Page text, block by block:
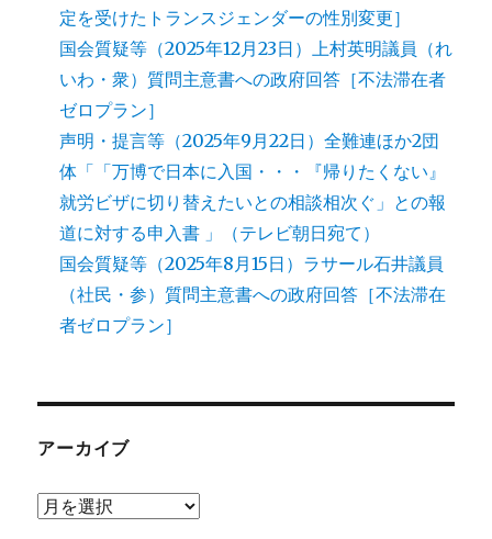
定を受けたトランスジェンダーの性別変更］
国会質疑等（2025年12月23日）上村英明議員（れ
いわ・衆）質問主意書への政府回答［不法滞在者
ゼロプラン］
声明・提言等（2025年9月22日）全難連ほか2団
体「「万博で日本に入国・・・『帰りたくない』
就労ビザに切り替えたいとの相談相次ぐ」との報
道に対する申入書 」（テレビ朝日宛て）
国会質疑等（2025年8月15日）ラサール石井議員
（社民・参）質問主意書への政府回答［不法滞在
者ゼロプラン］
アーカイブ
ア